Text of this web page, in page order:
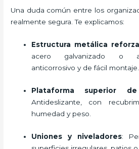
Una duda común entre los
realmente segura. Te explicamos:
Estructura metálica
acero galvanizado o
anticorrosivo y de fácil montaje.
Plataforma superior
Antideslizante, con
humedad y peso.
Uniones y niveladores: